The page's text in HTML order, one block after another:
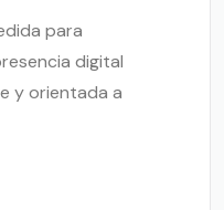
para
digital
y orientada a